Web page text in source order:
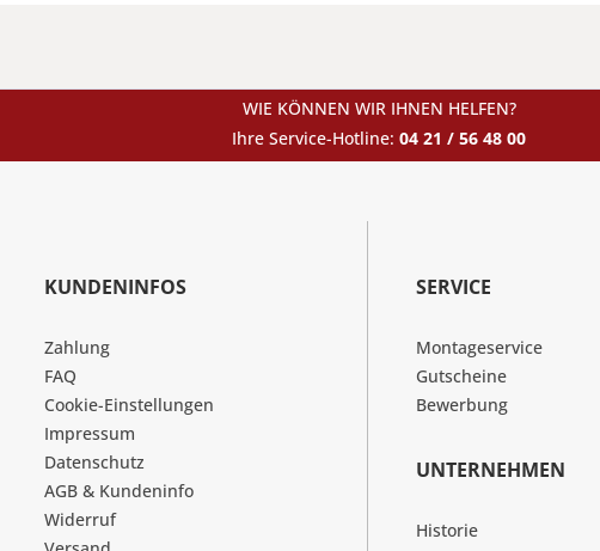
WIE KÖNNEN WIR IHNEN HELFEN?
Ihre Service-Hotline: 04 21 / 56 48 00
KUNDENINFOS
Zahlung
FAQ
Cookie-Einstellungen
Impressum
Datenschutz
AGB & Kundeninfo
Widerruf
SERVICE
Montageservice
Gutscheine
Bewerbung
UNTERNEHMEN
Historie